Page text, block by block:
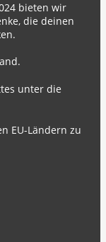
bieten wir
die deinen
unter die
EU-Ländern zu